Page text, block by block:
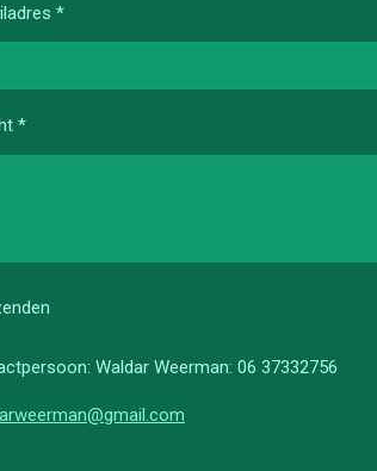
*
*
Waldar Weerman: 06 37332756